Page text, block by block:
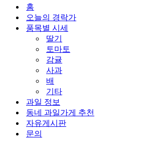
홈
오늘의 경락가
품목별 시세
딸기
토마토
감귤
사과
배
기타
과일 정보
동네 과일가게 추천
자유게시판
문의